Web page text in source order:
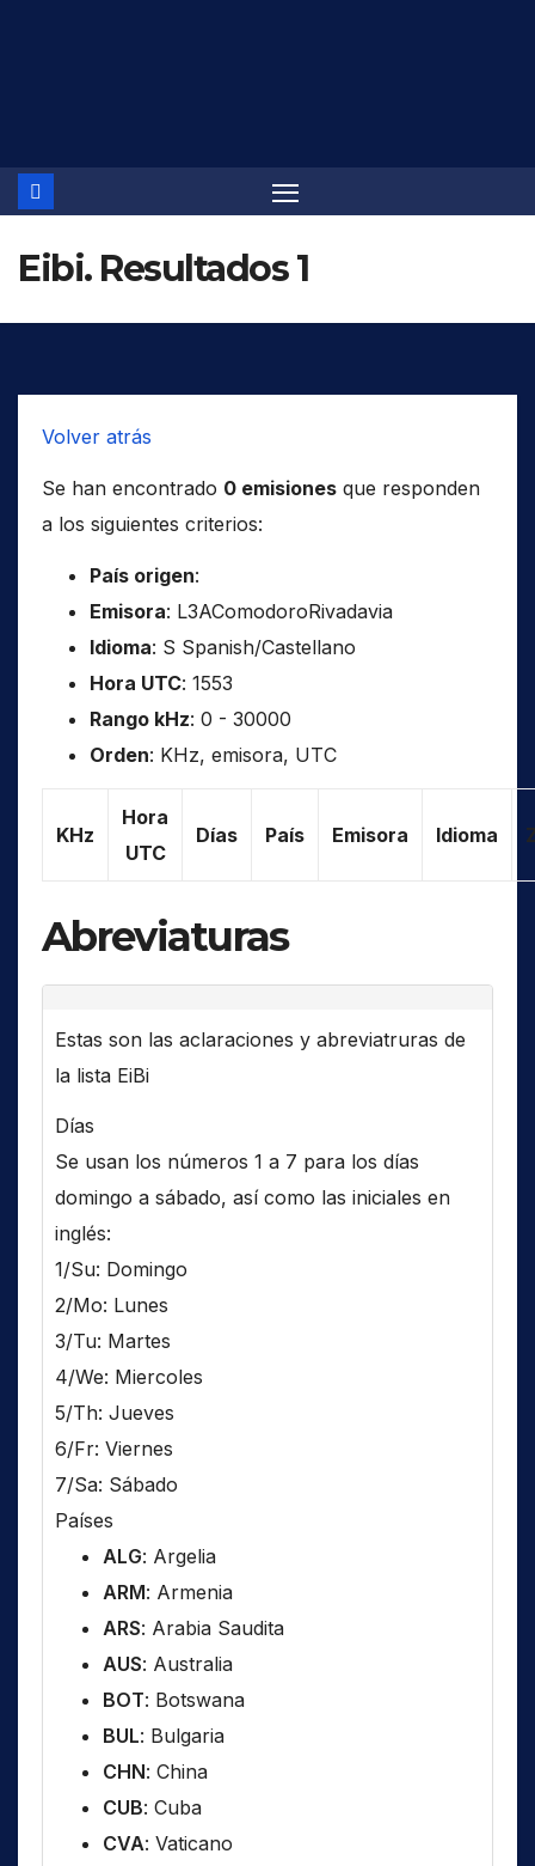
Eibi. Resultados 1
Volver atrás
Se han encontrado 0 emisiones que responden
a los siguientes criterios:
País origen:
Emisora: L3AComodoroRivadavia
Idioma: S Spanish/Castellano
Hora UTC: 1553
Rango kHz: 0 - 30000
Orden: KHz, emisora, UTC
KHz
Hora
UTC
Días País Emisora Idioma
Abreviaturas
Estas son las aclaraciones y abreviatruras de
la lista EiBi
Días
Se usan los números 1 a 7 para los días
domingo a sábado, así como las iniciales en
inglés:
1/Su: Domingo
2/Mo: Lunes
3/Tu: Martes
4/We: Miercoles
5/Th: Jueves
6/Fr: Viernes
7/Sa: Sábado
Países
ALG: Argelia
ARM: Armenia
ARS: Arabia Saudita
AUS: Australia
BOT: Botswana
BUL: Bulgaria
CHN: China
CUB: Cuba
CVA: Vaticano